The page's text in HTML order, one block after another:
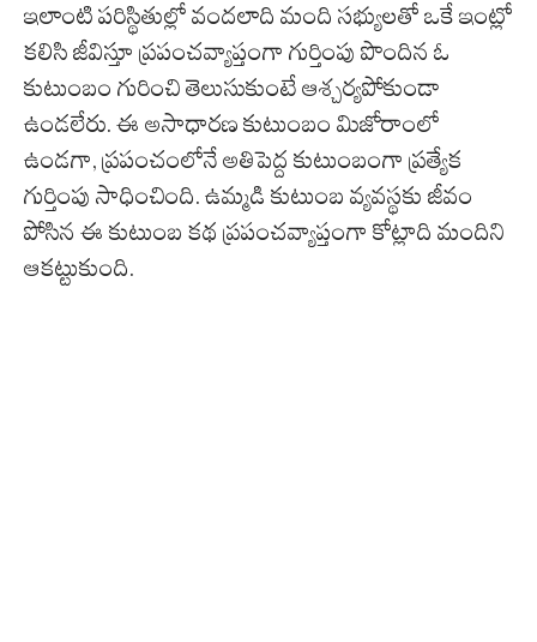
ఇలాంటి పరిస్థితుల్లో వందలాది మంది సభ్యులతో ఒకే ఇంట్లో
కలిసి జీవిస్తూ ప్రపంచవ్యాప్తంగా గుర్తింపు పొందిన ఓ
కుటుంబం గురించి తెలుసుకుంటే ఆశ్చర్యపోకుండా
ఉండలేరు. ఈ అసాధారణ కుటుంబం మిజోరాంలో
ఉండగా, ప్రపంచంలోనే అతిపెద్ద కుటుంబంగా ప్రత్యేక
గుర్తింపు సాధించింది. ఉమ్మడి కుటుంబ వ్యవస్థకు జీవం
పోసిన ఈ కుటుంబ కథ ప్రపంచవ్యాప్తంగా కోట్లాది మందిని
ఆకట్టుకుంది.